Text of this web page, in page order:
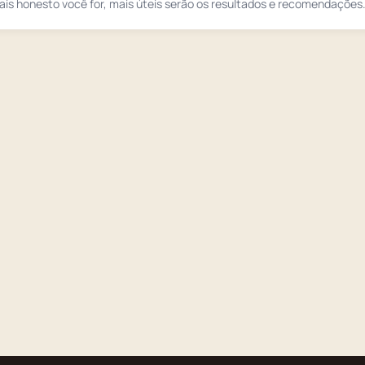
honesto você for, mais úteis serão os resultados e recomendações.